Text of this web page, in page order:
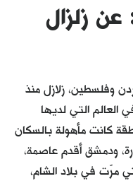
زلزال
وفلسطين، زلازل منذ
العالم التي لديها
كانت مأهولة بالسكان
ودمشق أقدم عاصمة،
مرّت في بلاد الشام،